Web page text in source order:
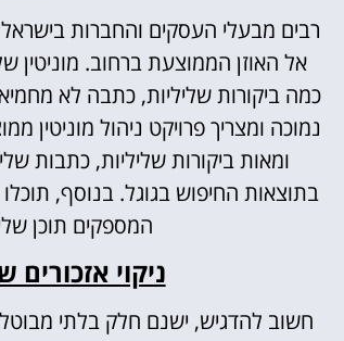
רבים מבעלי העסקים והחברות בישראל
אל האוזן הממוצעת ברחוב. מ
כמה ביקורות שליליות, כתבה לא
נמוכה ומצריך פרויקט ניהול
ומאות ביקורות שליליות, כתבות
בתוצאות החיפוש בגוגל. בנוסף,
המספקים תוכן
ניקוי אזכורים
חשוב להדגיש, ישנם חלק בלתי